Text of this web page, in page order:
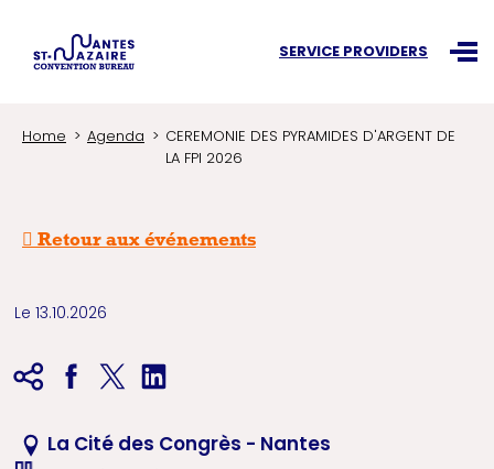
SERVICE PROVIDERS
Home Agenda
CEREMONIE DES PYRAMIDES D'ARGENT DE
LA FPI 2026
Retour aux événements
Le 13.10.2026
La Cité des Congrès - Nantes